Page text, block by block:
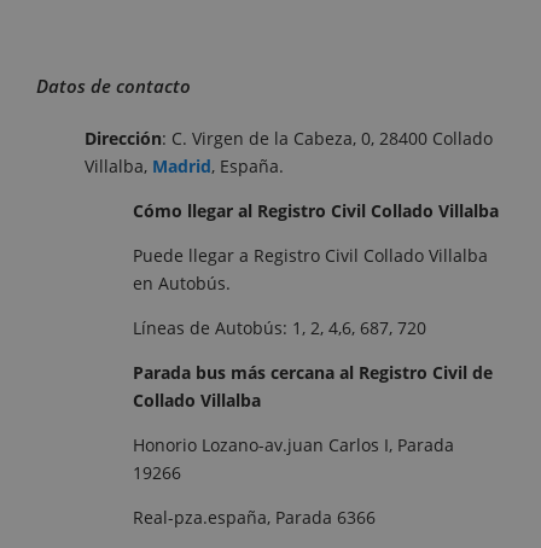
Datos de contacto
Dirección: C. Virgen de la Cabeza, 0, 28400 Collado
Villalba, Madrid, España.
Cómo llegar al Registro Civil Collado Villalba
Puede llegar a Registro Civil Collado Villalba
en Autobús.
Líneas de Autobús: 1, 2, 4,6, 687, 720
Parada bus más cercana al Registro Civil de
Collado Villalba
Honorio Lozano-av.juan Carlos I, Parada
19266
Real-pza.españa, Parada 6366